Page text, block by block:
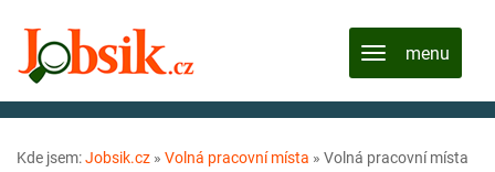
Kde jsem:Jobsik.cz » Volná pracovní místa » Volná pracovní místa